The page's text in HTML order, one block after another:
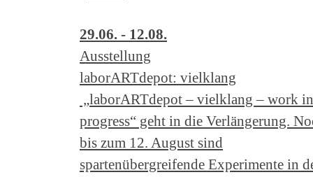
29.06. - 12.08.
Ausstellung
laborARTdepot: vielklang
„laborARTdepot – vielklang – work in
progress“ geht in die Verlängerung.
bis zum 12. August sind
spartenübergreifende Experimente in